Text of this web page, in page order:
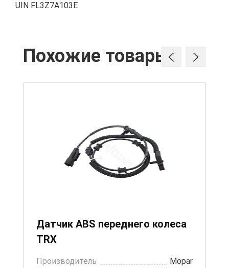
UIN FL3Z7A103E
Похожие товары
Датчик ABS переднего колеса
TRX
Производитель
Mopar